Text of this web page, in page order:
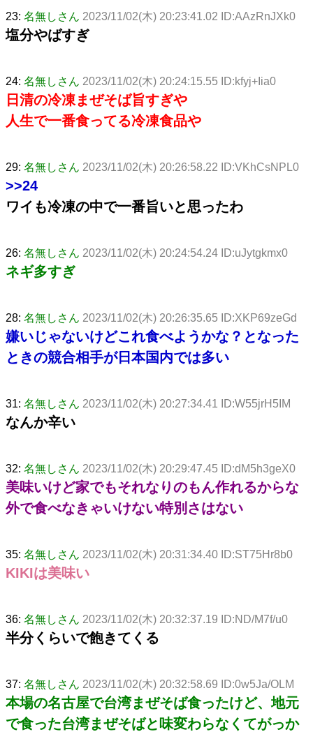
23: 名無しさん 2023/11/02(木) 20:23:41.02 ID:AAzRnJXk0
塩分やばすぎ
24: 名無しさん 2023/11/02(木) 20:24:15.55 ID:kfyj+Iia0
日清の冷凍まぜそば旨すぎや
人生で一番食ってる冷凍食品や
29: 名無しさん 2023/11/02(木) 20:26:58.22 ID:VKhCsNPL0
>>24
ワイも冷凍の中で一番旨いと思ったわ
26: 名無しさん 2023/11/02(木) 20:24:54.24 ID:uJytgkmx0
ネギ多すぎ
28: 名無しさん 2023/11/02(木) 20:26:35.65 ID:XKP69zeGd
嫌いじゃないけどこれ食べようかな？となった
ときの競合相手が日本国内では多い
31: 名無しさん 2023/11/02(木) 20:27:34.41 ID:W55jrH5IM
なんか辛い
32: 名無しさん 2023/11/02(木) 20:29:47.45 ID:dM5h3geX0
美味いけど家でもそれなりのもん作れるからな
外で食べなきゃいけない特別さはない
35: 名無しさん 2023/11/02(木) 20:31:34.40 ID:ST75Hr8b0
KIKIは美味い
36: 名無しさん 2023/11/02(木) 20:32:37.19 ID:ND/M7f/u0
半分くらいで飽きてくる
37: 名無しさん 2023/11/02(木) 20:32:58.69 ID:0w5Ja/OLM
本場の名古屋で台湾まぜそば食ったけど、地元
で食った台湾まぜそばと味変わらなくてがっか